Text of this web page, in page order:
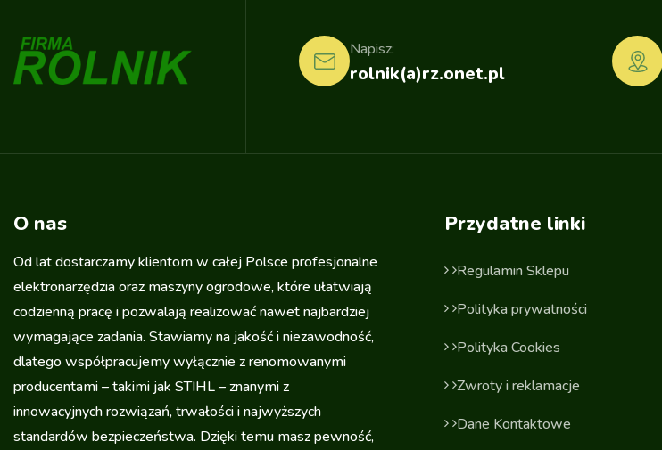
rolnik(a)rz.onet.pl
Napisz:
O nas
Od lat dostarczamy klientom w całej Polsce profesjonalne
elektronarzędzia oraz maszyny ogrodowe, które ułatwiają
codzienną pracę i pozwalają realizować nawet najbardziej
wymagające zadania. Stawiamy na jakość i niezawodność,
dlatego współpracujemy wyłącznie z renomowanymi
producentami – takimi jak STIHL – znanymi z
innowacyjnych rozwiązań, trwałości i najwyższych
standardów bezpieczeństwa. Dzięki temu masz pewność,
Przydatne linki
Regulamin Sklepu
Polityka prywatności
Polityka Cookies
Zwroty i reklamacje
Dane Kontaktowe